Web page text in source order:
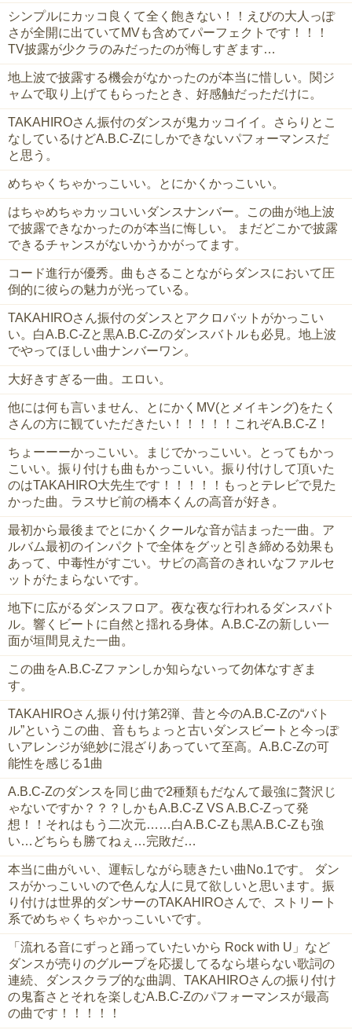
シンプルにカッコ良くて全く飽きない！！えびの大人っぽ
さが全開に出ていてMVも含めてパーフェクトです！！！
TV披露が少クラのみだったのが悔しすぎます…
地上波で披露する機会がなかったのが本当に惜しい。関ジ
ャムで取り上げてもらったとき、好感触だっただけに。
TAKAHIROさん振付のダンスが鬼カッコイイ。さらりとこ
なしているけどA.B.C-Zにしかできないパフォーマンスだ
と思う。
めちゃくちゃかっこいい。とにかくかっこいい。
はちゃめちゃカッコいいダンスナンバー。この曲が地上波
で披露できなかったのが本当に悔しい。 まだどこかで披露
できるチャンスがないかうかがってます。
コード進行が優秀。曲もさることながらダンスにおいて圧
倒的に彼らの魅力が光っている。
TAKAHIROさん振付のダンスとアクロバットがかっこい
い。白A.B.C-Zと黒A.B.C-Zのダンスバトルも必見。地上波
でやってほしい曲ナンバーワン。
大好きすぎる一曲。エロい。
他には何も言いません、とにかくMV(とメイキング)をたく
さんの方に観ていただきたい！！！！！これぞA.B.C-Z！
ちょーーーかっこいい。まじでかっこいい。とってもかっ
こいい。振り付けも曲もかっこいい。振り付けして頂いた
のはTAKAHIRO大先生です！！！！！もっとテレビで見た
かった曲。ラスサビ前の橋本くんの高音が好き。
最初から最後までとにかくクールな音が詰まった一曲。ア
ルバム最初のインパクトで全体をグッと引き締める効果も
あって、中毒性がすごい。サビの高音のきれいなファルセ
ットがたまらないです。
地下に広がるダンスフロア。夜な夜な行われるダンスバト
ル。響くビートに自然と揺れる身体。A.B.C-Zの新しい一
面が垣間見えた一曲。
この曲をA.B.C-Zファンしか知らないって勿体なすぎま
す。
TAKAHIROさん振り付け第2弾、昔と今のA.B.C-Zの“バト
ル”というこの曲、音もちょっと古いダンスビートと今っぽ
いアレンジが絶妙に混ざりあっていて至高。A.B.C-Zの可
能性を感じる1曲
A.B.C-Zのダンスを同じ曲で2種類もだなんて最強に贅沢じ
ゃないですか？？？しかもA.B.C-Z VS A.B.C-Zって発
想！！それはもう二次元……白A.B.C-Zも黒A.B.C-Zも強
い…どちらも勝てねぇ…完敗だ…
本当に曲がいい、運転しながら聴きたい曲No.1です。 ダン
スがかっこいいので色んな人に見て欲しいと思います。振
り付けは世界的ダンサーのTAKAHIROさんで、ストリート
系でめちゃくちゃかっこいいです。
「流れる音にずっと踊っていたいから Rock with U」など
ダンスが売りのグループを応援してるなら堪らない歌詞の
連続、ダンスクラブ的な曲調、TAKAHIROさんの振り付け
の鬼畜さとそれを楽しむA.B.C-Zのパフォーマンスが最高
の曲です！！！！！